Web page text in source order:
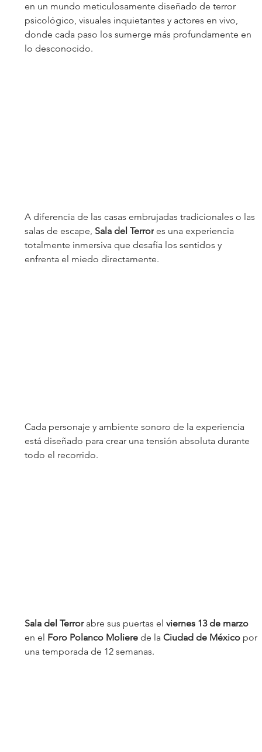
en un mundo meticulosamente diseñado de terror
psicológico, visuales inquietantes y actores en vivo,
donde cada paso los sumerge más profundamente en
lo desconocido.
A diferencia de las casas embrujadas tradicionales o las
salas de escape, Sala del Terror es una experiencia
totalmente inmersiva que desafía los sentidos y
enfrenta el miedo directamente.
Cada personaje y ambiente sonoro de la experiencia
está diseñado para crear una tensión absoluta durante
todo el recorrido.
Sala del Terror abre sus puertas el viernes 13 de marzo
en el Foro Polanco Moliere de la Ciudad de México por
una temporada de 12 semanas.